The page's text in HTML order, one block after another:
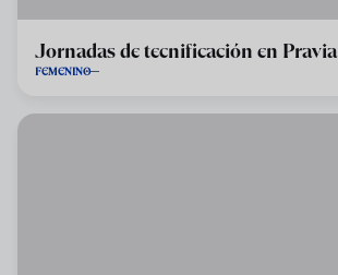
Jornadas de tecnificación en Pravia
FEMENINO